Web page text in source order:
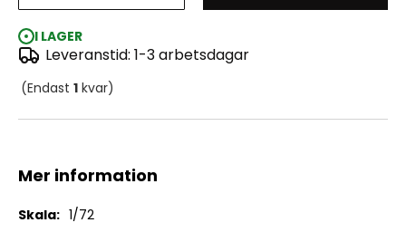
I LAGER
Leveranstid: 1-3 arbetsdagar
(Endast 1 kvar)
Mer information
Mer
1/72